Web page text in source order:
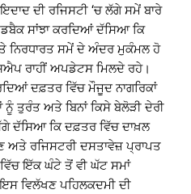
ਦੀ ਰਜਿਸਟੀ ‘ਚ ਲੱਗੇ ਸਮੇਂ ਬਾਰੇ
ਸਾਂਝਾ ਕਰਦਿਆਂ ਦੱਸਿਆ ਕਿ
ਨਿਰਧਾਰਤ ਸਮੇਂ ਦੇ ਅੰਦਰ ਮੁਕੰਮਲ ਹੋ
ਰਾਹੀਂ ਅਪਡੇਟਸ ਮਿਲਦੇ ਰਹੇ।
ਦਫ਼ਤਰ ਵਿੱਚ ਮੌਜੂਦ ਨਾਗਰਿਕਾਂ
ਤੁਰੰਤ ਅਤੇ ਬਿਨਾਂ ਕਿਸੇ ਬੇਲੋੜੀ ਦੇਰੀ
ਦੱਸਿਆ ਕਿ ਦਫ਼ਤਰ ਵਿੱਚ ਦਾਖ਼ਲ
ਅਤੇ ਰਜਿਸਟਰੀ ਦਸਤਾਵੇਜ਼ ਪ੍ਰਾਪਤ
ਇੱਕ ਘੰਟੇ ਤੋਂ ਵੀ ਘੱਟ ਸਮਾਂ
ਵਿਲੱਖਣ ਪਹਿਲਕਦਮੀ ਦੀ